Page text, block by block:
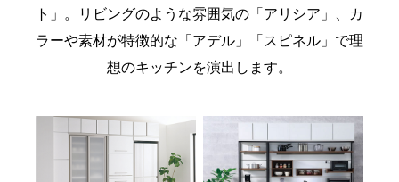
ト」。リビングのような雰囲気の「アリシア」、カ
ラーや素材が特徴的な「アデル」「スピネル」で理
想のキッチンを演出します。